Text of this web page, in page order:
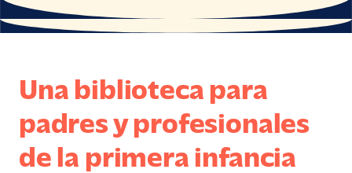
Una biblioteca para
padres y profesionales
de la primera infancia